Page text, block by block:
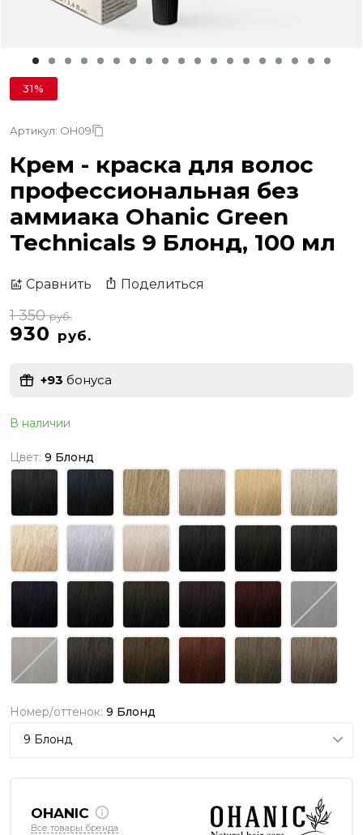
31%
Артикул: OH09
Крем - краска для волос
профессиональная без
аммиака Ohanic Green
Technicals 9 Блонд, 100 мл
Сравнить Поделиться
930 руб.
1 350руб.
+93 бонуса
В наличии
Цвет: 9 Блонд
Номер/оттенок: 9 Блонд
OHANIC
Все товары бренда